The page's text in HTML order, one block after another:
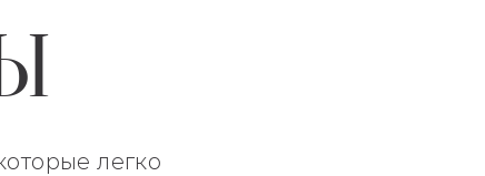
легко